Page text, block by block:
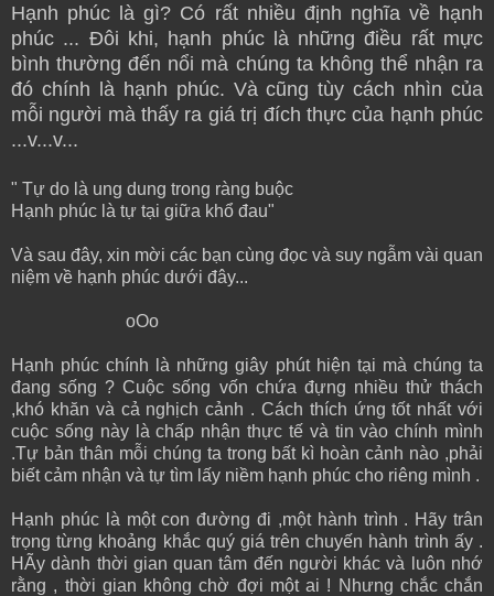
Hạnh phúc là gì? Có rất nhiều định nghĩa về hạnh
phúc ... Đôi khi, hạnh phúc là những điều rất mực
bình thường đến nổi mà chúng ta không thể nhận ra
đó chính là hạnh phúc. Và cũng tùy cách nhìn của
mỗi người mà thấy ra giá trị đích thực của hạnh phúc
...v...v...
" Tự do là ung dung trong ràng buộc
Hạnh phúc là tự tại giữa khổ đau"
Và sau đây, xin mời các bạn cùng đọc và suy ngẫm vài quan
niệm về hạnh phúc dưới đây...
oOo
Hạnh phúc chính là những giây phút hiện tại mà chúng ta
đang sống ? Cuộc sống vốn chứa đựng nhiều thử thách
,khó khăn và cả nghịch cảnh . Cách thích ứng tốt nhất với
cuộc sống này là chấp nhận thực tế và tin vào chính mình
.Tự bản thân mỗi chúng ta trong bất kì hoàn cảnh nào ,phải
biết cảm nhận và tự tìm lấy niềm hạnh phúc cho riêng mình .
Hạnh phúc là một con đường đi ,một hành trình . Hãy trân
trọng từng khoảng khắc quý giá trên chuyến hành trình ấy .
HÃy dành thời gian quan tâm đến người khác và luôn nhớ
rằng , thời gian không chờ đợi một ai ! Nhưng chắc chắn